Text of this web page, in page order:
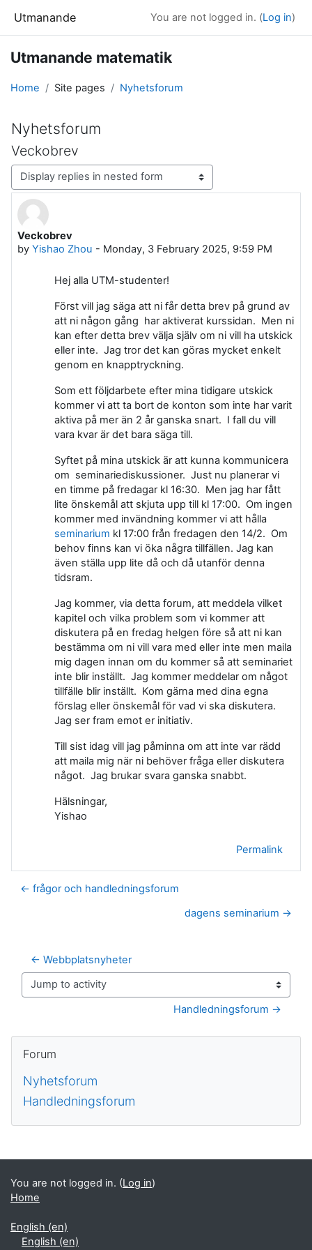
Utmanande You are not logged in. (Log in)
Utmanande matematik
Home Site pages Nyhetsforum
Nyhetsforum
Veckobrev
Display mode
Veckobrev
by Yishao Zhou - Monday, 3 February 2025, 9:59 PM
Number of replies: 0
Hej alla UTM-studenter!
Först vill jag säga att ni får detta brev på grund av
att ni någon gång har aktiverat kurssidan. Men ni
kan efter detta brev välja själv om ni vill ha utskick
eller inte. Jag tror det kan göras mycket enkelt
genom en knapptryckning.
Som ett följdarbete efter mina tidigare utskick
kommer vi att ta bort de konton som inte har varit
aktiva på mer än 2 år ganska snart. I fall du vill
vara kvar är det bara säga till.
Syftet på mina utskick är att kunna kommunicera
om seminariediskussioner. Just nu planerar vi
en timme på fredagar kl 16:30. Men jag har fått
lite önskemål att skjuta upp till kl 17:00. Om ingen
kommer med invändning kommer vi att hålla
seminarium kl 17:00 från fredagen den 14/2. Om
behov finns kan vi öka några tillfällen. Jag kan
även ställa upp lite då och då utanför denna
tidsram.
Jag kommer, via detta forum, att meddela vilket
kapitel och vilka problem som vi kommer att
diskutera på en fredag helgen före så att ni kan
bestämma om ni vill vara med eller inte men maila
mig dagen innan om du kommer så att seminariet
inte blir inställt. Jag kommer meddelar om något
tillfälle blir inställt. Kom gärna med dina egna
förslag eller önskemål för vad vi ska diskutera.
Jag ser fram emot er initiativ.
Till sist idag vill jag påminna om att inte var rädd
att maila mig när ni behöver fråga eller diskutera
något. Jag brukar svara ganska snabbt.
Hälsningar,
Yishao
Permalink
← frågor och handledningsforum
dagens seminarium →
← Webbplatsnyheter
Jump to activity
Handledningsforum →
Blocks
Forum
Nyhetsforum
Handledningsforum
Supplementary blocks
You are not logged in. (Log in)
Home
English ‎(en)‎
English ‎(en)‎